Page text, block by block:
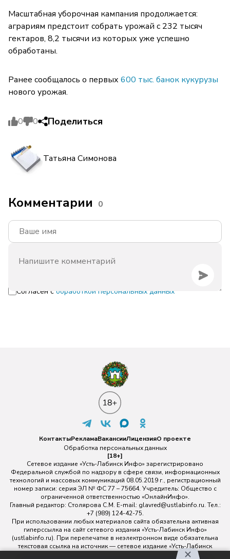
Масштабная уборочная кампания продолжается:
аграриям предстоит собрать урожай с 232 тысяч
гектаров, 8,2 тысячи из которых уже успешно
обработаны.
Ранее сообщалось о первых 600 тыс. банок кукурузы
нового урожая.
0 0 Поделиться
Татьяна Симонова
Комментарии 0
Согласен с обработкой персональных данных
КонтактыРекламаВакансииЛицензияО проекте
Обработка персональных данных
[18+]
Сетевое издание «Усть-Лабинск Инфо» зарегистрировано
Федеральной службой по надзору в сфере связи, информационных
технологий и массовых коммуникаций 08.05.2019 г., регистрационный
номер записи: серия ЭЛ № ФС 77 – 75664. Учредитель: Общество с
ограниченной ответственностью «ОнлайнИнфо».
Главный редактор: Столярова С.М. E-mail: glavred@ustlabinfo.ru. Тел.:
+7 (989) 124-42-75.
При использовании любых материалов сайта обязательна активная
гиперссылка на сайт сетевого издания «Усть-Лабинск Инфо»
(ustlabinfo.ru). При перепечатке в неэлектронном виде обязательна
текстовая ссылка на источник — сетевое издание «Усть-Лабинск